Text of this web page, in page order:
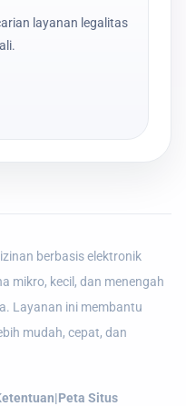
layanan legalitas
berbasis elektronik
mikro, kecil, dan menengah
Layanan ini membantu
mudah, cepat, dan
|Peta Situs